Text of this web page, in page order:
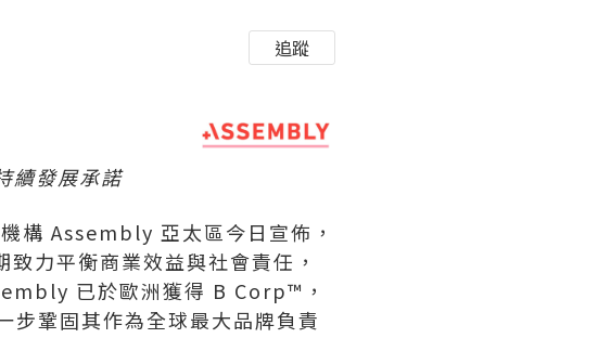
追蹤
續發展承諾
構 Assembly 亞太區今日宣佈，
力平衡商業效益與社會責任，
已於歐洲獲得 B Corp™，
步鞏固其作為全球最大品牌負責